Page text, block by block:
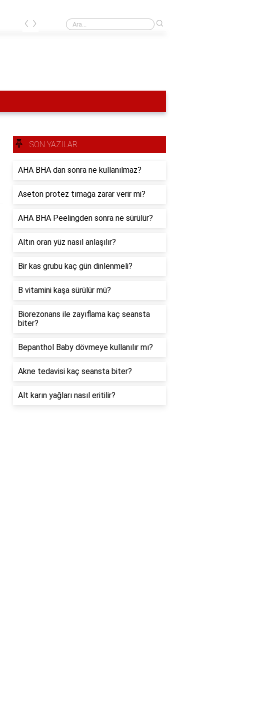
Kadir Misiroğlu hangi yayınevinden kitap çıkarıyor?
‹ ›
SON YAZILAR
AHA BHA dan sonra ne kullanılmaz?
Aseton protez tırnağa zarar verir mi?
AHA BHA Peelingden sonra ne sürülür?
Altın oran yüz nasıl anlaşılır?
Bir kas grubu kaç gün dinlenmeli?
B vitamini kaşa sürülür mü?
Biorezonans ile zayıflama kaç seansta
biter?
Bepanthol Baby dövmeye kullanılır mı?
Akne tedavisi kaç seansta biter?
Alt karın yağları nasıl eritilir?